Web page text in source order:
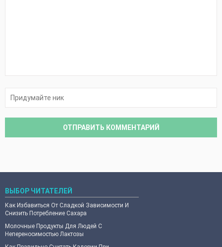
ВЫБОР ЧИТАТЕЛЕЙ
Как Избавиться От Сладкой Зависимости И
Снизить Потребление Сахара
Молочные Продукты Для Людей С
Непереносимостью Лактозы